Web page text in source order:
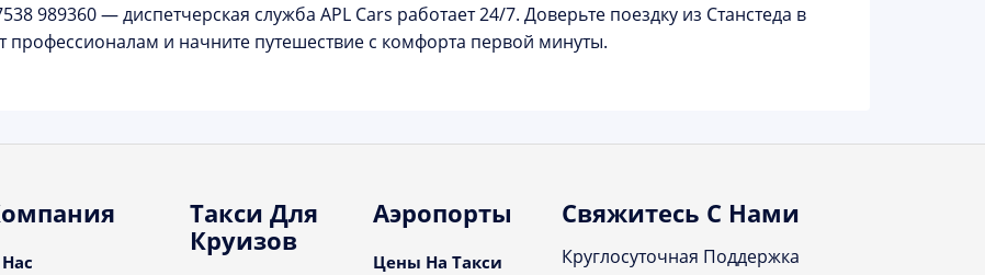
989360— диспетчерская служба APL Cars работает24/7. Доверьте поездку из Станстеда в
профессионалам и начните путешествие с комфорта первой минуты.
Такси Для
Круизов
Аэропорты
Цены На Такси
Свяжитесь С Нами
Круглосуточная Поддержка